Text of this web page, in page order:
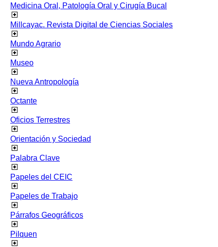
Medicina Oral, Patología Oral y Cirugía Bucal
Millcayac. Revista Digital de Ciencias Sociales
Mundo Agrario
Museo
Nueva Antropología
Octante
Oficios Terrestres
Orientación y Sociedad
Palabra Clave
Papeles del CEIC
Papeles de Trabajo
Párrafos Geográficos
Pilquen